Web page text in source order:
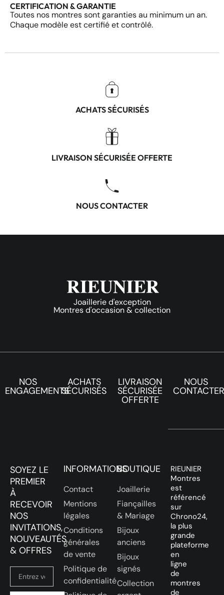
CERTIFICATION & GARANTIE
Toutes nos montres sont garanties au minimum un an.
Chaque modèle est certifié et contrôlé.
ACHATS SÉCURISÉS
LIVRAISON SÉCURISÉE OFFERTE
NOUS CONTACTER
Joaillerie d'exception
Montres d'occasion & collection
NOS
ENGAGEMENTS
ACHATS
SÉCURISÉS
LIVRAISON
SÉCURISÉE
OFFERTE
NOUS
CONTACTER
SOYEZ LE
PREMIER
À
RECEVOIR
NOS
INVITATIONS,
NOUVEAUTÉS
& OFFRES
INFORMATIONS
Contact
Mentions
légales
Conditions
générales
de vente
Politique de
confidentialité
BOUTIQUE
Joaillerie
Fiançailles
& Mariage
Bijoux
anciens
Bijoux
signés
Collection
RIEUNIER
Montres
est
référencé
sur
Chrono24,
la plus
grande
plateforme
en
ligne
de
montres
de